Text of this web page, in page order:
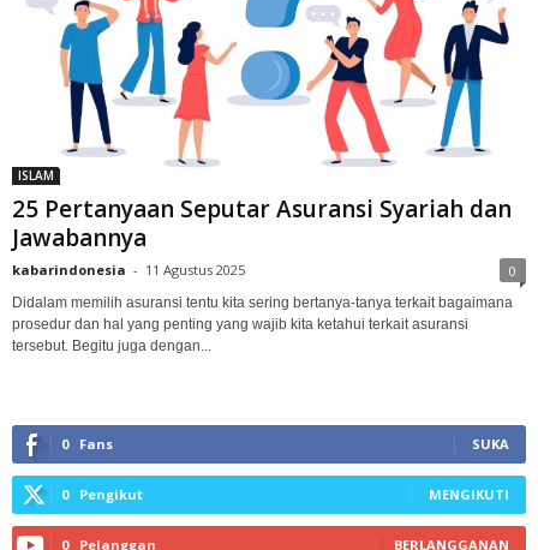
ISLAM
25 Pertanyaan Seputar Asuransi Syariah dan
Jawabannya
kabarindonesia - 11 Agustus 2025 0
Didalam memilih asuransi tentu kita sering bertanya-tanya terkait bagaimana
prosedur dan hal yang penting yang wajib kita ketahui terkait asuransi
tersebut. Begitu juga dengan...
0 Fans SUKA
0 Pengikut MENGIKUTI
0 Pelanggan BERLANGGANAN